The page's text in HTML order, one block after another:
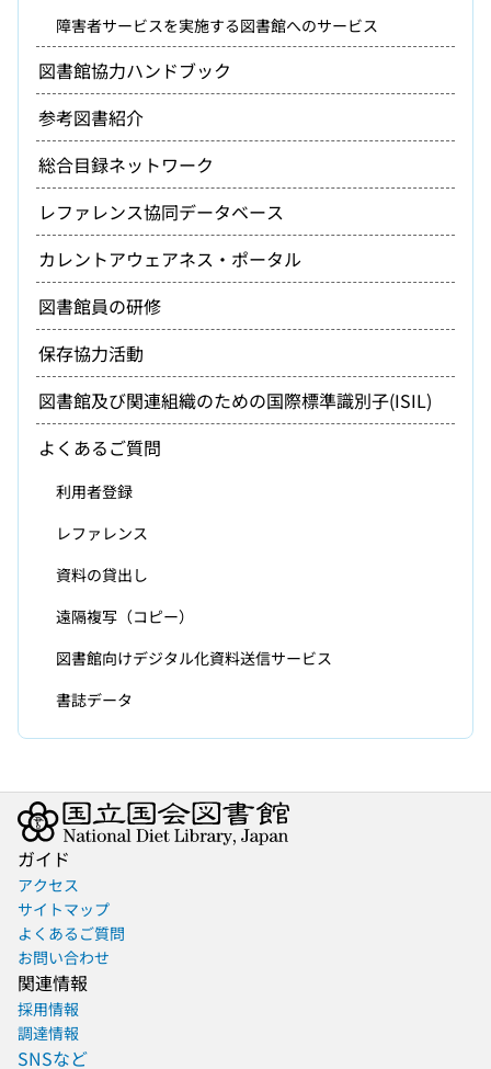
障害者サービスを実施する図書館へのサービス
図書館協力ハンドブック
参考図書紹介
総合目録ネットワーク
レファレンス協同データベース
カレントアウェアネス・ポータル
図書館員の研修
保存協力活動
図書館及び関連組織のための国際標準識別子(ISIL)
よくあるご質問
利用者登録
レファレンス
資料の貸出し
遠隔複写（コピー）
図書館向けデジタル化資料送信サービス
書誌データ
ガイド
アクセス
サイトマップ
よくあるご質問
お問い合わせ
関連情報
採用情報
調達情報
SNSなど